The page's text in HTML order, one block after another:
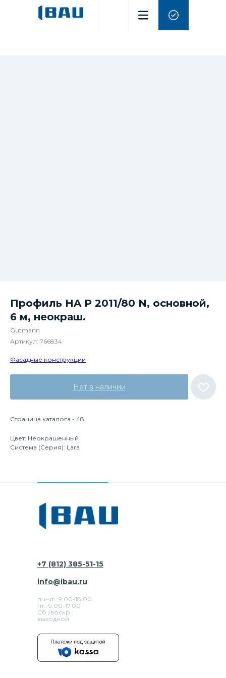
Профиль HA P 2011/80 N, основной,
6 м, неокраш.
Gutmann
Артикул: 766834
Фасадные конструкции
Нет в наличии
Страница каталога - 48
Цвет: Неокрашенный
Система (Серия): Lara
+7 (812) 385-51-15
пн-чт.: 9:00-18:00
пт.: 9.00-17.00
Сб./воскр.:
выходной
info@ibau.ru